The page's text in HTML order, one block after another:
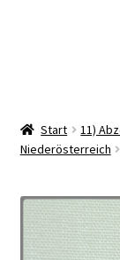
Start 11)
Niederösterreich